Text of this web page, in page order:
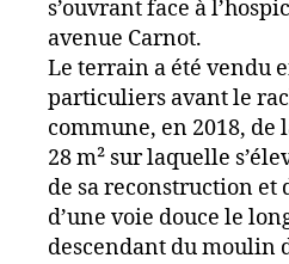
s’ouvrant face à
avenue Carnot.
Le terrain a été vendu
particuliers avant le
commune, en 2018, de
28 m² sur laquelle
de sa reconstruction et
d’une voie douce le
descendant du moulin